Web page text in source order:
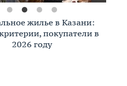
жилье в Казани:
покупатели в
2026 году